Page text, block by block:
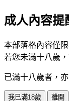
成人內容提
本部落格內容僅
若您未滿十八歲
已滿十八歲者，
我已滿18歲 離開